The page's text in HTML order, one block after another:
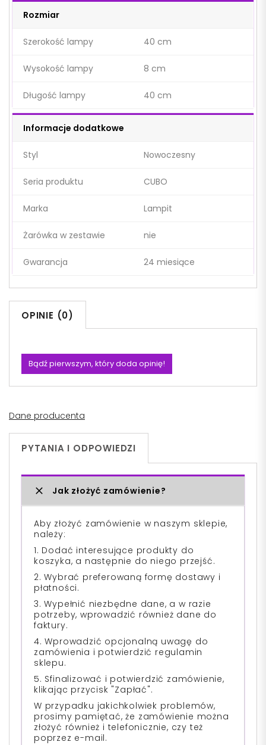
Rozmiar
Szerokość lampy 40 cm
Wysokość lampy 8 cm
Długość lampy 40 cm
Informacje dodatkowe
Styl Nowoczesny
Seria produktu CUBO
Marka Lampit
Żarówka w zestawie nie
Gwarancja 24 miesiące
OPINIE (0)
Bądź pierwszym, który doda opinię!
Dane producenta
PYTANIA I ODPOWIEDZI
Jak złożyć zamówienie?
Aby złożyć zamówienie w naszym sklepie,
należy:
1. Dodać interesujące produkty do
koszyka, a następnie do niego przejść.
2. Wybrać preferowaną formę dostawy i
płatności.
3. Wypełnić niezbędne dane, a w razie
potrzeby, wprowadzić również dane do
faktury.
4. Wprowadzić opcjonalną uwagę do
zamówienia i potwierdzić regulamin
sklepu.
5. Sfinalizować i potwierdzić zamówienie,
klikając przycisk "Zapłać".
W przypadku jakichkolwiek problemów,
prosimy pamiętać, że zamówienie można
złożyć również i telefonicznie, czy też
poprzez e-mail.